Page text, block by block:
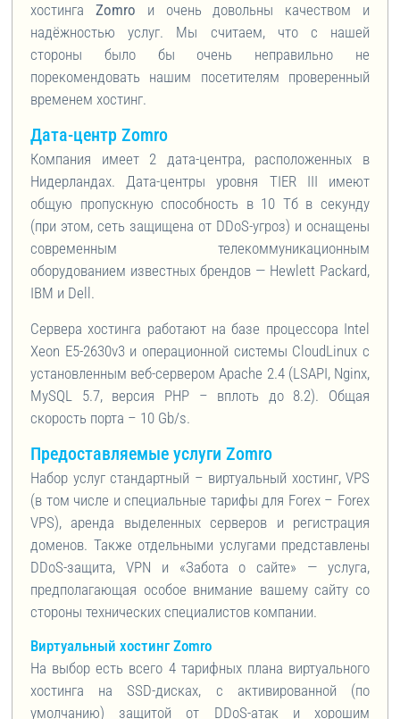
хостинга Zomro и очень довольны качеством и
надёжностью услуг. Мы считаем, что с нашей
стороны было бы очень неправильно не
порекомендовать нашим посетителям проверенный
временем хостинг.
Дата-центр Zomro
Компания имеет 2 дата-центра, расположенных в
Нидерландах. Дата-центры уровня TIER III имеют
общую пропускную способность в 10 Тб в секунду
(при этом, сеть защищена от DDoS-угроз) и оснащены
современным телекоммуникационным
оборудованием известных брендов — Hewlett Packard,
IBM и Dell.
Сервера хостинга работают на базе процессора Intel
Xeon E5-2630v3 и операционной системы CloudLinux с
установленным веб-сервером Apache 2.4 (LSAPI, Nginx,
MySQL 5.7, версия PHP – вплоть до 8.2). Общая
скорость порта – 10 Gb/s.
Предоставляемые услуги Zomro
Набор услуг стандартный – виртуальный хостинг, VPS
(в том числе и специальные тарифы для Forex – Forex
VPS), аренда выделенных серверов и регистрация
доменов. Также отдельными услугами представлены
DDoS-защита, VPN и «Забота о сайте» — услуга,
предполагающая особое внимание вашему сайту со
стороны технических специалистов компании.
Виртуальный хостинг Zomro
На выбор есть всего 4 тарифных плана виртуального
хостинга на SSD-дисках, с активированной (по
умолчанию) защитой от DDoS-атак и хорошим